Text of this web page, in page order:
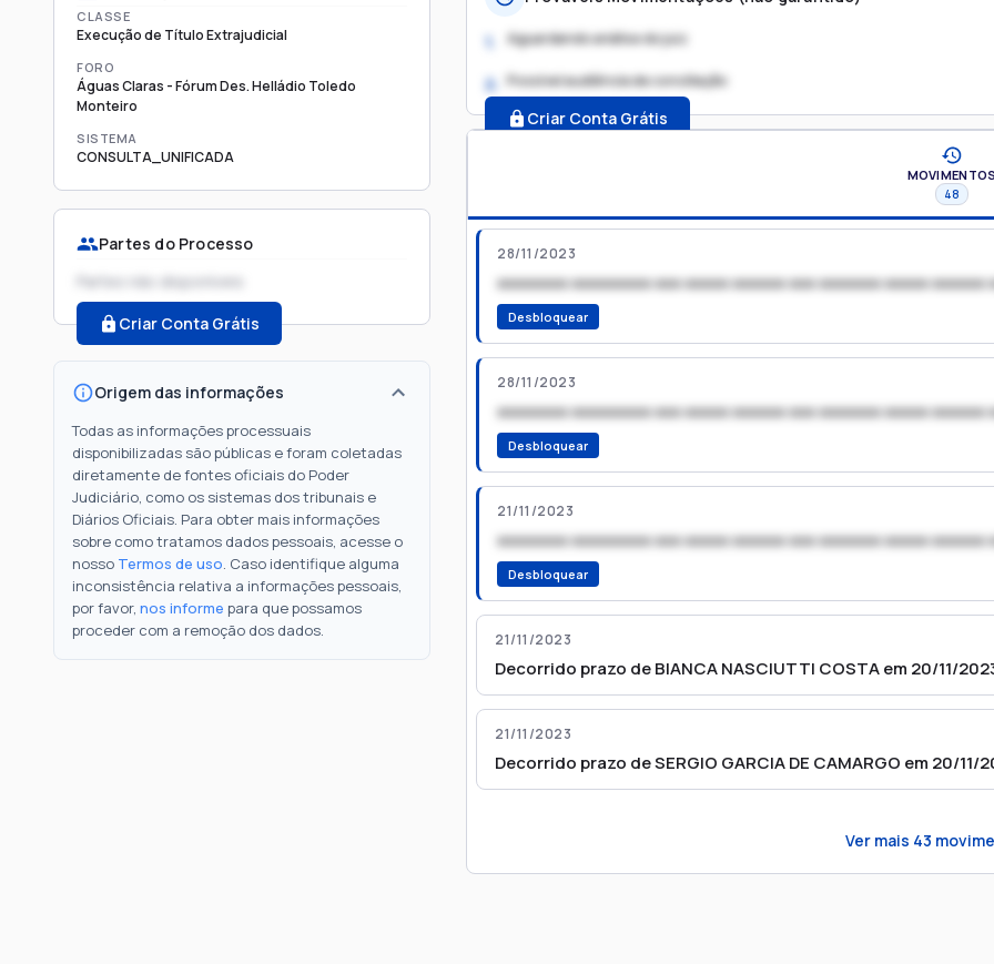
CLASSE
Execução de Título Extrajudicial
FORO
Águas Claras - Fórum Des. Helládio Toledo
Monteiro
SISTEMA
CONSULTA_UNIFICADA
Partes do Processo
Partes não disponíveis
Criar Conta Grátis
Origem das informações
Todas as informações processuais
disponibilizadas são públicas e foram coletadas
diretamente de fontes oficiais do Poder
Judiciário, como os sistemas dos tribunais e
Diários Oficiais. Para obter mais informações
sobre como tratamos dados pessoais, acesse o
nosso Termos de uso. Caso identifique alguma
inconsistência relativa a informações pessoais,
por favor, nos informe para que possamos
proceder com a remoção dos dados.
1. Aguardando análise do juiz
2. Possível audiência de conciliação
Criar Conta Grátis
MOVIMENTOS
48
28/11/2023
xxxxxxxx xxxxxxxxx xxx xxxxx xxxxxx xxx xxxxxxx xxxxx xxxxxx
Desbloquear
28/11/2023
xxxxxxxx xxxxxxxxx xxx xxxxx xxxxxx xxx xxxxxxx xxxxx xxxxxx
Desbloquear
21/11/2023
xxxxxxxx xxxxxxxxx xxx xxxxx xxxxxx xxx xxxxxxx xxxxx xxxxxx
Desbloquear
21/11/2023
Decorrido prazo de BIANCA NASCIUTTI COSTA em 20/11/
21/11/2023
Decorrido prazo de SERGIO GARCIA DE CAMARGO em 20/11/
Ver mais 43